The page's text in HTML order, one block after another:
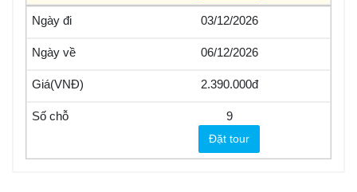
03/12/2026
06/12/2026
2.390.000
9
Đặt tour